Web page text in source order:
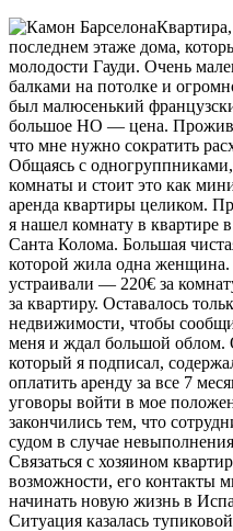
последнем этаже дома,
молодости Гауди. Очень
балками на потолке и
был малюсенький
большое НО — цена. Прожив
что мне нужно сократить
Общаясь с
комнаты и стоит это как
аренда квартиры целиком.
я нашел комнату в квартире
Санта Колома. Большая
которой жила одна женщина.
устраивали — 220€ за
за квартиру. Оставалось
недвижимости, чтобы
меня и ждал большой облом.
который я подписал,
оплатить аренду за все 7
уговоры войти в мое
закончились тем, что
судом в случае
Связаться с хозяином
возможности, его контакты
начинать новую жизнь в
Ситуация казалась